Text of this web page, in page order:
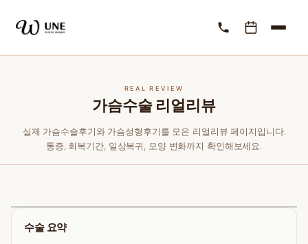
REAL REVIEW
가슴수술 리얼리뷰
실제 가슴수술후기와 가슴성형후기를 모은 리얼리뷰 페이지입니다.
통증, 회복기간, 일상복귀, 모양 변화까지 확인해보세요.
수술 요약